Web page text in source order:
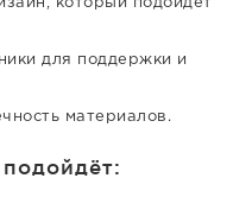
который подойдёт
для поддержки и
материалов.